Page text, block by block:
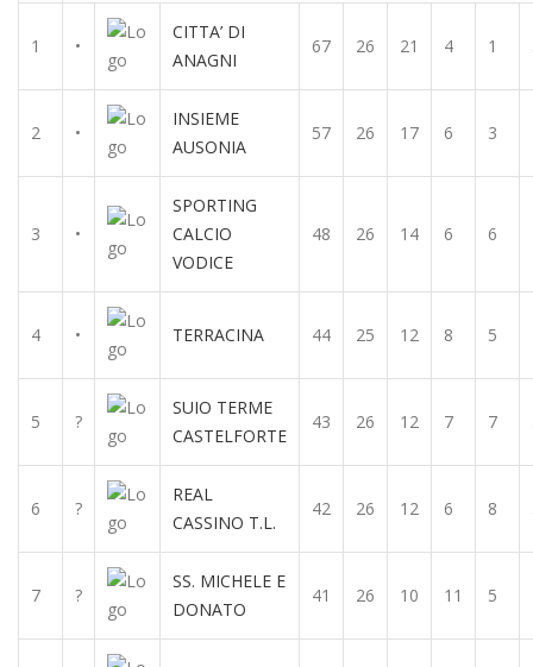
1 •
CITTA’ DI
ANAGNI
67 26 21 4 1
2 •
INSIEME
AUSONIA
57 26 17 6 3
3 •
SPORTING
CALCIO
VODICE
48 26 14 6 6
4 • TERRACINA 44 25 12 8 5
5 ?
SUIO TERME
CASTELFORTE
43 26 12 7 7
6 ?
REAL
CASSINO T.L.
42 26 12 6 8
7 ?
SS. MICHELE E
DONATO
41 26 10 11 5